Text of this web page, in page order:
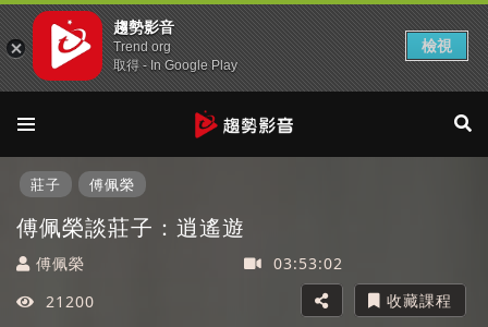
莊子 傅佩榮
傅佩榮談莊子：逍遙遊
傅佩榮
03:53:02
21200
收藏課程
趨勢影音
Trend org
取得 - In Google Play
檢視